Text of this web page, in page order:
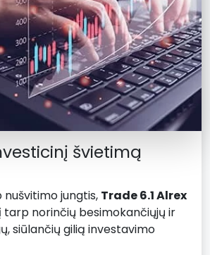
švietimą
jungtis, Trade 6.1 Alrex
tarp norinčių besimokančiųjų ir
siūlančių gilią investavimo